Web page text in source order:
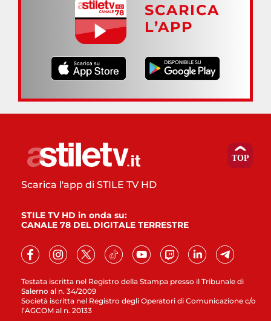
SCARICA
L’APP
Testata iscritta nel Registro della Stampa presso il Tribunale di
Salerno al n. 34/2009
Società iscritta nel Registro degli Operatori di Comunicazione c/o
l’AGCOM al n. 20133
Scarica l'app di STILE TV HD
STILE TV HD in onda su:
CANALE 78 DEL DIGITALE TERRESTRE